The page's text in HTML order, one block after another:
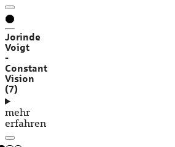
Jorinde
Voigt
-
Constant
Vision
(7)
mehr
erfahren